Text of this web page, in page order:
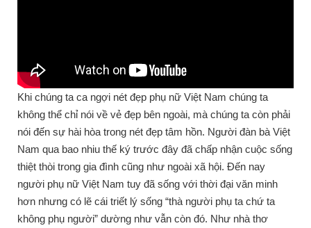
Khi chúng ta ca ngợi nét đẹp phụ nữ Việt Nam chúng ta
không thể chỉ nói về vẻ đẹp bên ngoài, mà chúng ta còn phải
nói đến sự hài hòa trong nét đẹp tâm hồn. Người đàn bà Việt
Nam qua bao nhiu thế ký trước đây đã chấp nhận cuộc sống
thiệt thòi trong gia đình cũng như ngoài xã hội. Đến nay
người phụ nữ Việt Nam tuy đã sống với thời đại văn minh
hơn nhưng có lẽ cái triết lý sống “thà người phụ ta chứ ta
không phụ người” dường như vẫn còn đó. Như nhà thơ